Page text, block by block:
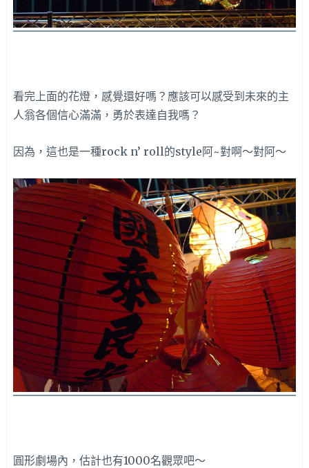
看完上面的花燈，感覺還好嗎？應該可以感受到未來的主
人翁各個信心滿滿，勇於表達自我嗎？
因為，這也是一種rock n’ roll的style阿~對啊～對阿～
圓形劇場內，估計也有1000名觀眾吧～